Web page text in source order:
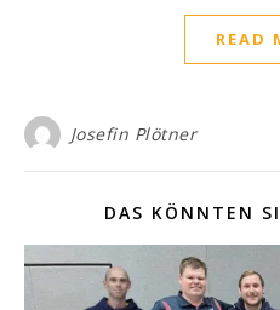
READ
Josefin Plötner
DAS KÖNNTEN